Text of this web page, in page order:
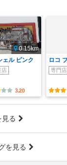
0.15km
ェル ピンク
店
3.20
ロコ
専門店
る
を見る